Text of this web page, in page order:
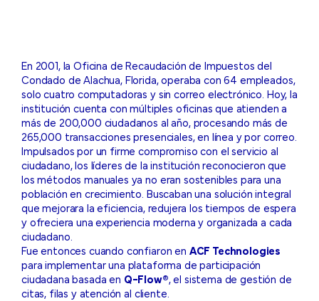
En 2001, la Oficina de Recaudación de Impuestos del
Condado de Alachua, Florida, operaba con 64 empleados,
solo cuatro computadoras y sin correo electrónico. Hoy, la
institución cuenta con múltiples oficinas que atienden a
más de 200,000 ciudadanos al año, procesando más de
265,000 transacciones presenciales, en línea y por correo.
Impulsados por un firme compromiso con el servicio al
ciudadano, los líderes de la institución reconocieron que
los métodos manuales ya no eran sostenibles para una
población en crecimiento. Buscaban una solución integral
que mejorara la eficiencia, redujera los tiempos de espera
y ofreciera una experiencia moderna y organizada a cada
ciudadano.
Fue entonces cuando confiaron en ACF Technologies
para implementar una plataforma de participación
ciudadana basada en Q-Flow®, el sistema de gestión de
citas, filas y atención al cliente.